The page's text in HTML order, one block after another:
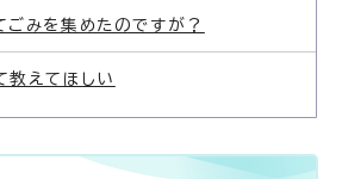
みを集めたのですが？
教えてほしい